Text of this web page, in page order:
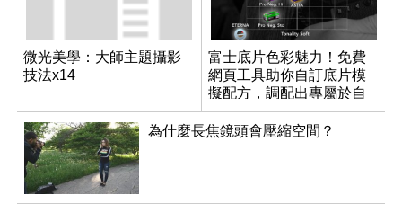
微光美學：大師主題攝影
技法x14
富士底片色彩魅力！免費
網頁工具助你自訂底片模
擬配方，調配出專屬於自
己的色彩
為什麼長焦鏡頭會壓縮空間？